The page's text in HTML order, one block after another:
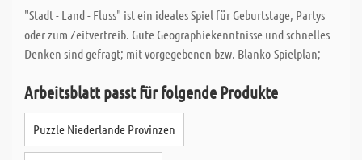
"Stadt - Land - Fluss" ist ein ideales Spiel für Geburtstage, Partys
oder zum Zeitvertreib. Gute Geographiekenntnisse und schnelles
Denken sind gefragt; mit vorgegebenen bzw. Blanko-Spielplan;
Arbeitsblatt passt für folgende Produkte
Puzzle Niederlande Provinzen